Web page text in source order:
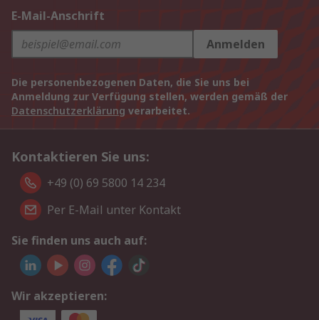
E-Mail-Anschrift
Anmelden
Die personenbezogenen Daten, die Sie uns bei
Anmeldung zur Verfügung stellen, werden gemäß der
Datenschutzerklärung verarbeitet.
Kontaktieren Sie uns:
+49 (0) 69 5800 14 234
Per E-Mail unter Kontakt
Sie finden uns auch auf:
Wir akzeptieren: